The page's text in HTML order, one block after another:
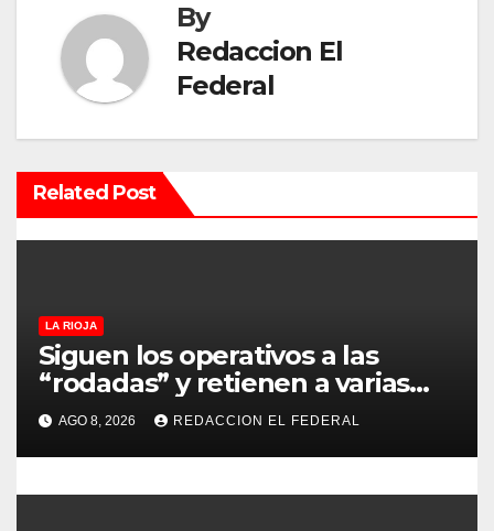
c
ó
n
d
e
n
t
r
a
By
Redaccion El
Federal
Related Post
LA RIOJA
Siguen los operativos a las
“rodadas” y retienen a varias
motocicletas
AGO 8, 2026 REDACCION EL FEDERAL